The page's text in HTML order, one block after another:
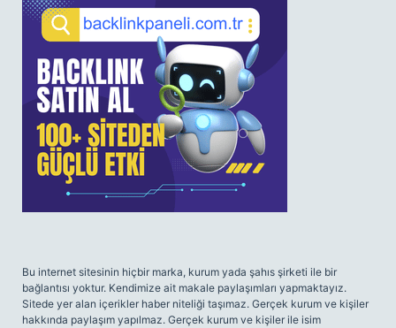
Bu internet sitesinin hiçbir marka, kurum yada şahıs şirketi ile bir
bağlantısı yoktur. Kendimize ait makale paylaşımları yapmaktayız.
Sitede yer alan içerikler haber niteliği taşımaz. Gerçek kurum ve kişiler
hakkında paylaşım yapılmaz. Gerçek kurum ve kişiler ile isim